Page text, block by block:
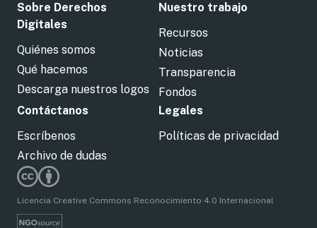
Sobre Derechos
Digitales
Quiénes somos
Qué hacemos
Descarga nuestros logos
Nuestro trabajo
Recursos
Noticias
Transparencia
Fondos
Contáctanos
Escríbenos
Archivo de dudas
Legales
Políticas de privacidad
Licencia Creative Commons Reconocimiento 4.0 Internacional